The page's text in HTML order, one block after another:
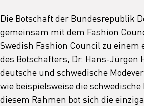
Die Botschaft der Bundesrepublik
gemeinsam mit dem Fashion
Swedish Fashion Council zu einem
des Botschafters, Dr. Hans-Jürgen
deutsche und schwedische
wie beispielsweise die
diesem Rahmen bot sich die